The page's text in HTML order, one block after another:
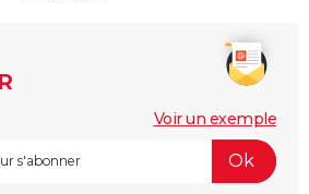
Voir un exemple